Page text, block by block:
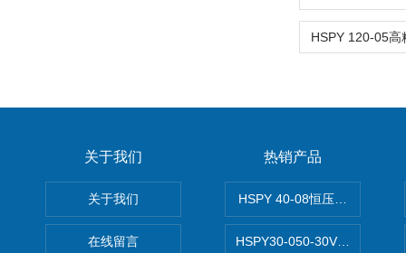
关于我们
关于我们
在线留言
热销产品
HSPY 40-08恒压恒流恒功率
HSPY30-050-30V/-05A可调